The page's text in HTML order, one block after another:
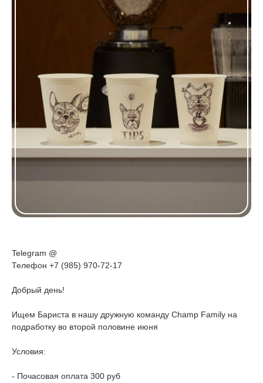
Telegram @
Телефон +7 (985) 970-72-17
Добрый день!
Ищем Бариста в нашу дружную команду Champ Family на
подработку во второй половине июня
Условия:
- Почасовая оплата 300 руб